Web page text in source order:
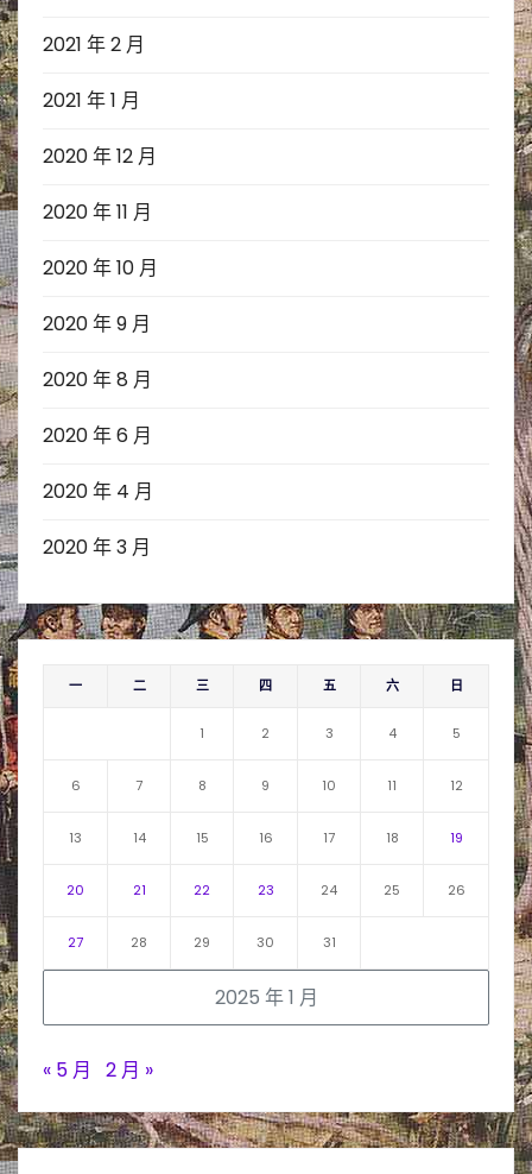
2021 年 2 月
2021 年 1 月
2020 年 12 月
2020 年 11 月
2020 年 10 月
2020 年 9 月
2020 年 8 月
2020 年 6 月
2020 年 4 月
2020 年 3 月
2025 年 1 月
一 二 三 四 五 六 日
1 2 3 4 5
6 7 8 9 10 11 12
13 14 15 16 17 18 19
20 21 22 23 24 25 26
27 28 29 30 31
« 5 月 2 月 »